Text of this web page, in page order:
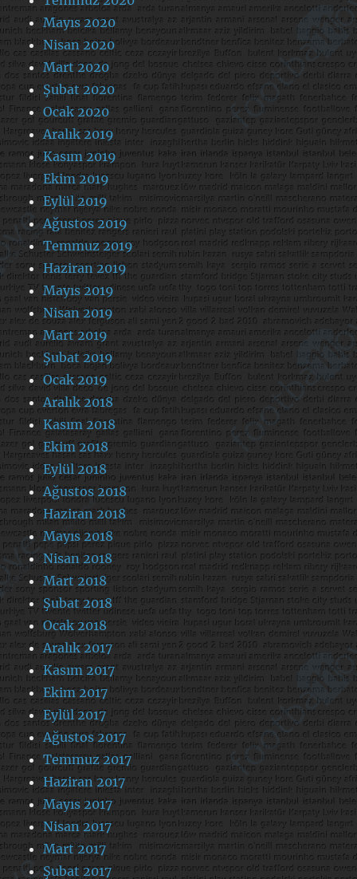
Mayıs 2020
Nisan 2020
Mart 2020
Şubat 2020
Ocak 2020
Aralık 2019
Kasım 2019
Ekim 2019
Eylül 2019
Ağustos 2019
Temmuz 2019
Haziran 2019
Mayıs 2019
Nisan 2019
Mart 2019
Şubat 2019
Ocak 2019
Aralık 2018
Kasım 2018
Ekim 2018
Eylül 2018
Ağustos 2018
Haziran 2018
Mayıs 2018
Nisan 2018
Mart 2018
Şubat 2018
Ocak 2018
Aralık 2017
Kasım 2017
Ekim 2017
Eylül 2017
Ağustos 2017
Temmuz 2017
Haziran 2017
Mayıs 2017
Nisan 2017
Mart 2017
Şubat 2017